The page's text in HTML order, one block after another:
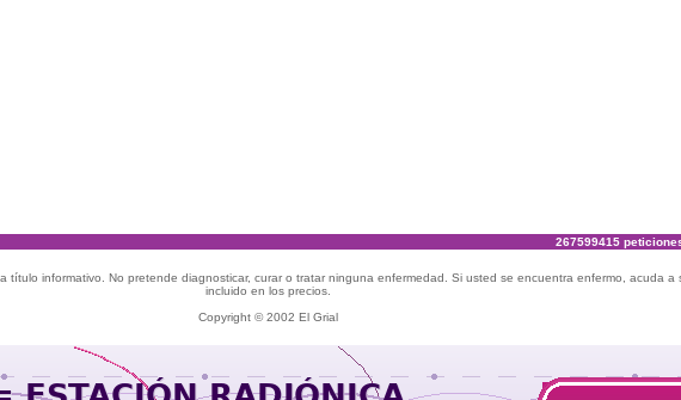
267599415
informativo. No pretende diagnosticar, curar o tratar ninguna enfermedad. Si usted se encuentra enfermo, acuda a
incluido en los precios.
Copyright © 2002 El Grial